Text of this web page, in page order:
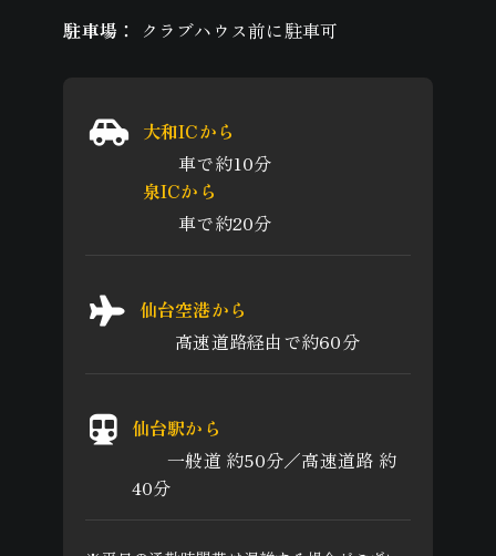
駐車場： クラブハウス前に駐車可
大和ICから
車で約10分
泉ICから
車で約20分
仙台空港から
高速道路経由で約60分
仙台駅から
一般道 約50分／高速道路 約
40分